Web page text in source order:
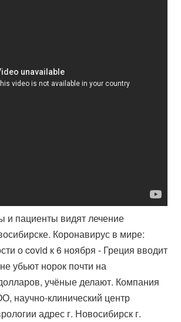
и пациенты видят лечение
Коронавирус в мире:
о covid к 6 ноября - Греция вводит
убьют норок почти на
учёные делают. Компания
научно-клинический центр
адрес г. Новосибирск г.